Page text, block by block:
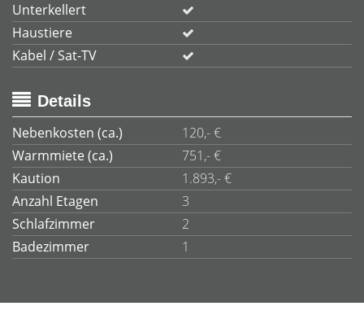
Unterkellert
Haustiere
Kabel / Sat-TV
Details
Nebenkosten (ca.)
120,- €
Warmmiete (ca.)
751,- €
Kaution
1.893,- €
Anzahl Etagen
3
Schlafzimmer
2
Badezimmer
1